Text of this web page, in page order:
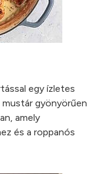
egy ízletes
gyönyörűen
amely
és a roppanós